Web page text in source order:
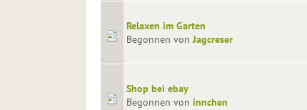
Relaxen im Garten
Begonnen vonJagcreser
Shop bei ebay
Begonnen von innchen